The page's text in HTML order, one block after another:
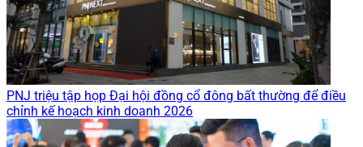
PNJ triệu tập họp Đại hội đồng cổ đông bất thường để điều
chỉnh kế hoạch kinh doanh 2026